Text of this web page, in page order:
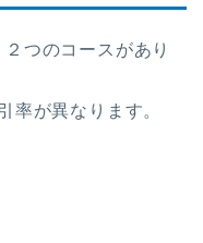
つのコースがあり
率が異なります。